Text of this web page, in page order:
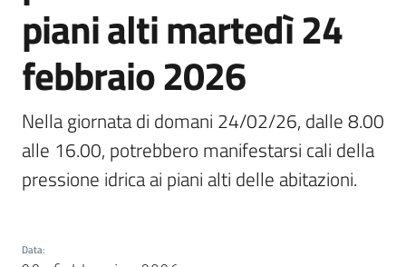
Vivere
Galliera
Amministrazione
Trasparente
gli
piani alti martedì 24
febbraio 2026
Nella giornata di domani 24/02/26, dalle 8.00
alle 16.00, potrebbero manifestarsi cali della
pressione idrica ai piani alti delle abitazioni.
Data: